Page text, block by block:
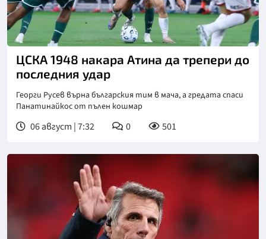
ЦСКА 1948 накара Атина да трепери до
последния удар
Георги Русев върна българския тим в мача, а гредата спаси
Панатинайкос от пълен кошмар
06 август | 7:32 0 501